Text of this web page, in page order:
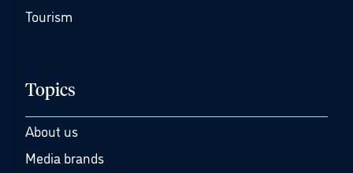
Tourism
Topics
About us
Media brands